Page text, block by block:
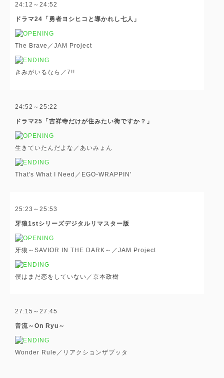
24:12～24:52
ドラマ24「勇者ヨシヒコと導かれし七人」
The Brave／JAM Project
きみがいるなら／7!!
24:52～25:22
ドラマ25「吉祥寺だけが住みたい街ですか？」
生きていたんだよな／あいみょん
That's What I Need／EGO-WRAPPIN'
25:23～25:53
牙狼1stシリーズデジタルリマスター版
牙狼～SAVIOR IN THE DARK～／JAM Project
僕はまだ恋をしていない／京本政樹
27:15～27:45
音流～On Ryu～
Wonder Rule／リアクションザブッタ